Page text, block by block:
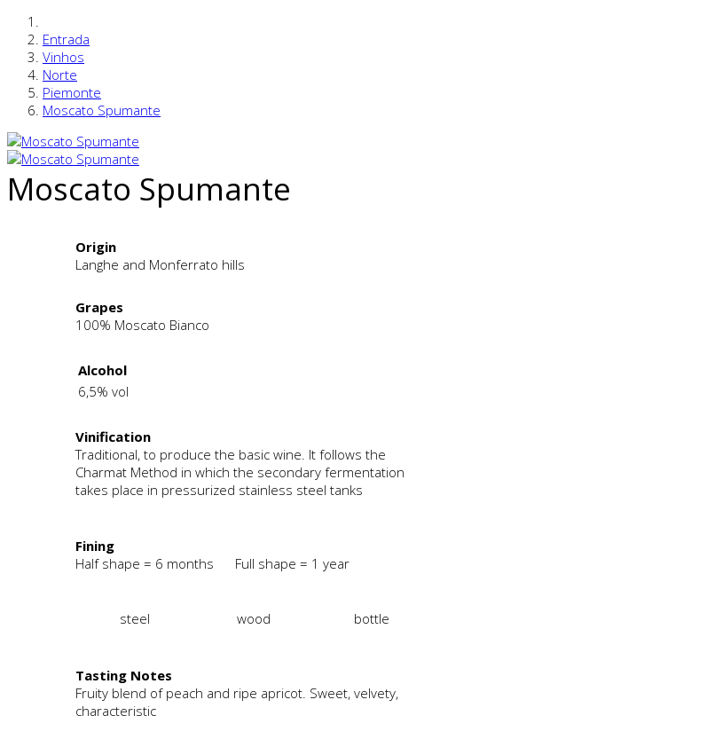
Entrada
Vinhos
Norte
Piemonte
Moscato Spumante
Moscato Spumante
Origin
Langhe and Monferrato hills
Grapes
100% Moscato Bianco
Alcohol
6,5% vol
Vinification
Traditional, to produce the basic wine. It follows the
Charmat Method in which the secondary fermentation
takes place in pressurized stainless steel tanks
Fining
Half shape = 6 months Full shape = 1 year
steel wood bottle
Tasting Notes
Fruity blend of peach and ripe apricot. Sweet, velvety,
characteristic